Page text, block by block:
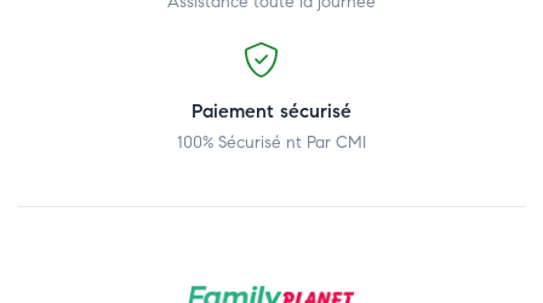
Paiement sécurisé
100% Sécurisé nt Par CMI